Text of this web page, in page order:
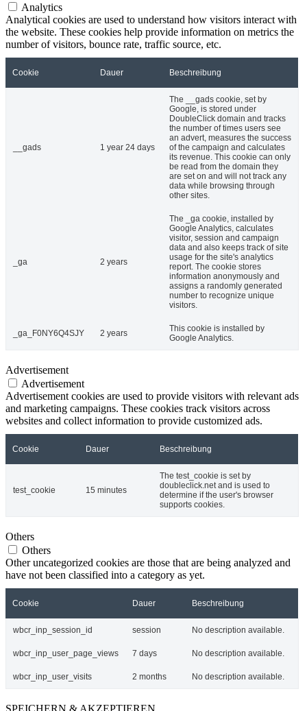
Analytics
Analytical cookies are used to understand how visitors interact with
the website. These cookies help provide information on metrics the
number of visitors, bounce rate, traffic source, etc.
Cookie Dauer Beschreibung
__gads 1 year 24 days
The __gads cookie, set by
Google, is stored under
DoubleClick domain and tracks
the number of times users see
an advert, measures the success
of the campaign and calculates
its revenue. This cookie can only
be read from the domain they
are set on and will not track any
data while browsing through
other sites.
_ga 2 years
The _ga cookie, installed by
Google Analytics, calculates
visitor, session and campaign
data and also keeps track of site
usage for the site's analytics
report. The cookie stores
information anonymously and
assigns a randomly generated
number to recognize unique
visitors.
_ga_F0NY6Q4SJY 2 years
This cookie is installed by
Google Analytics.
Advertisement
Advertisement
Advertisement cookies are used to provide visitors with relevant ads
and marketing campaigns. These cookies track visitors across
websites and collect information to provide customized ads.
Cookie Dauer Beschreibung
test_cookie 15 minutes
The test_cookie is set by
doubleclick.net and is used to
determine if the user's browser
supports cookies.
Others
Others
Other uncategorized cookies are those that are being analyzed and
have not been classified into a category as yet.
Cookie Dauer Beschreibung
wbcr_inp_session_id session No description available.
wbcr_inp_user_page_views 7 days No description available.
wbcr_inp_user_visits 2 months No description available.
SPEICHERN & AKZEPTIEREN